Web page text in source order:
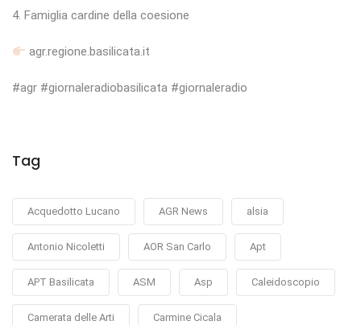
4. Famiglia cardine della coesione
agr.regione.basilicata.it
#agr #giornaleradiobasilicata #giornaleradio
Tag
Acquedotto Lucano AGR News alsia
Antonio Nicoletti AOR San Carlo Apt
APT Basilicata ASM Asp Caleidoscopio
Camerata delle Arti Carmine Cicala